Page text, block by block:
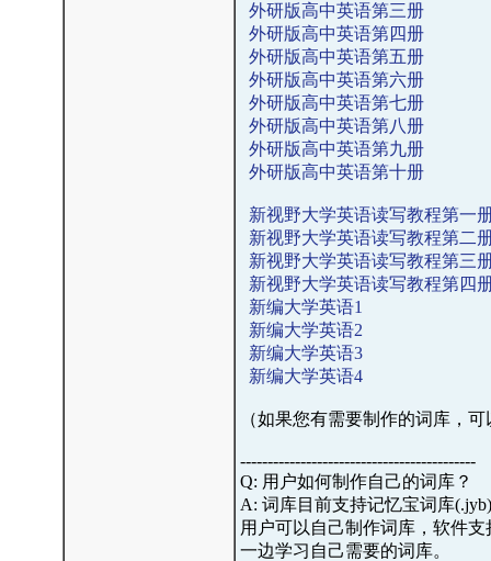
外研版高中英语第三册
外研版高中英语第四册
外研版高中英语第五册
外研版高中英语第六册
外研版高中英语第七册
外研版高中英语第八册
外研版高中英语第九册
外研版高中英语第十册
新视野大学英语读写教程第一
新视野大学英语读写教程第二
新视野大学英语读写教程第三
新视野大学英语读写教程第四
新编大学英语1
新编大学英语2
新编大学英语3
新编大学英语4
（如果您有需要制作的词库，
-------------------------------------------
Q: 用户如何制作自己的词库？
A: 词库目前支持记忆宝词库
用户可以自己制作词库，软件
一边学习自己需要的词库。